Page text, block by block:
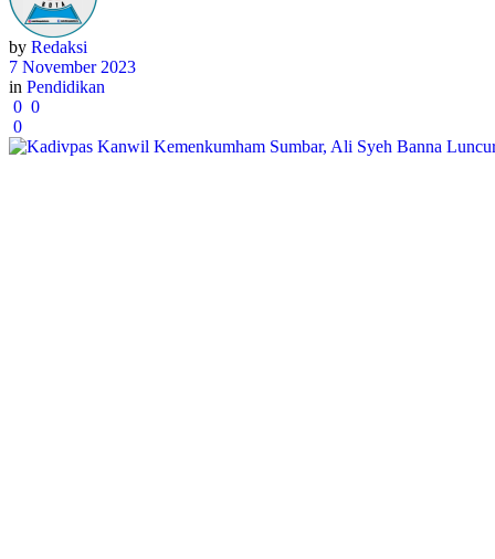
by Redaksi
7 November 2023
in Pendidikan
0 0
0